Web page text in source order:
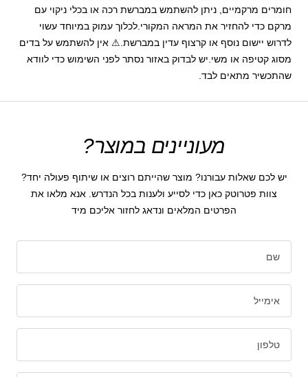
חומרים מרקמיים, ניתן להשתמש במברשת רכה או בכלי ניקוי עם
מרקם כדי להחזיר את המראה המקורי.לכלוך עמוק במיוחד עשוי
לדרוש יישום נוסף או קרצוף עדין במברשת.⚠ אין להשתמש על בדים
מסוג קטיפה או משי.יש לבדוק באזור נסתר לפני השימוש כדי לוודא
שהתכשיר מתאים לבד.
מעוניינים במוצר?
יש לכם שאלות עבורנו? מוצר שהייתם רוצים או שיתוף פעולה יחד?
צוות פטרוטק כאן כדי לסייע ולענות בכל הנדרש. אנא מלאו את
הפרטים המלאים ונדאג לחזור אליכם מיד
שם
אימייל
טלפון